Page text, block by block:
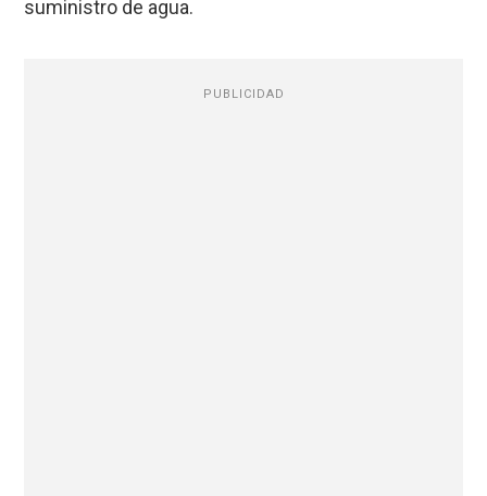
suministro de agua.
PUBLICIDAD